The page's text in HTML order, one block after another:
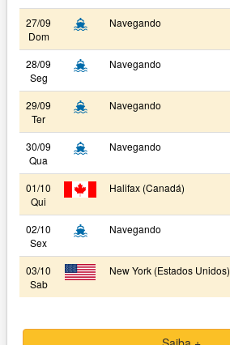
27/09
Dom
Navegando
28/09
Seg
Navegando
29/09
Ter
Navegando
30/09
Qua
Navegando
01/10
Qui
Halifax (Canadá)
02/10
Sex
Navegando
03/10
Sab
New York (Estados Unidos)